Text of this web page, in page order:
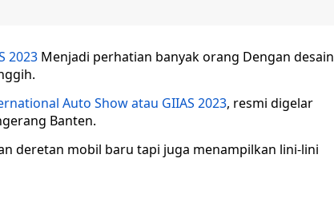
2023 Menjadi perhatian banyak orang Dengan desain
Auto Show atau GIIAS 2023, resmi digelar
Banten.
deretan mobil baru tapi juga menampilkan lini-lini